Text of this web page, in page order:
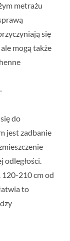
metrażu
się
mogą także
do
jest zadbanie
odległości.
120-210 cm od
to